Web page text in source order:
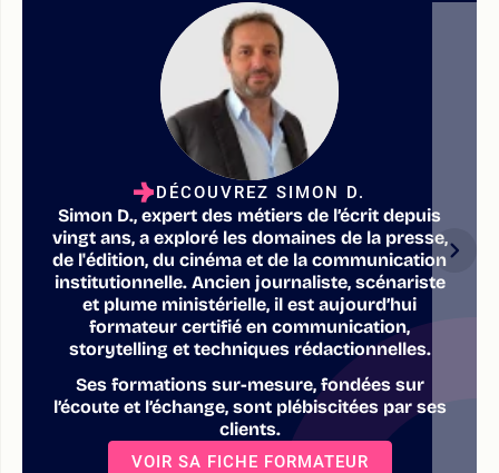
DÉCOUVREZ SIMON D.
Simon D., expert des métiers de l’écrit depuis
vingt ans, a exploré les domaines de la presse,
de l'édition, du cinéma et de la communication
institutionnelle. Ancien journaliste, scénariste
et plume ministérielle, il est aujourd’hui
formateur certifié en communication,
storytelling et techniques rédactionnelles.
Ses formations sur-mesure, fondées sur
l’écoute et l’échange, sont plébiscitées par ses
clients.
VOIR SA FICHE FORMATEUR